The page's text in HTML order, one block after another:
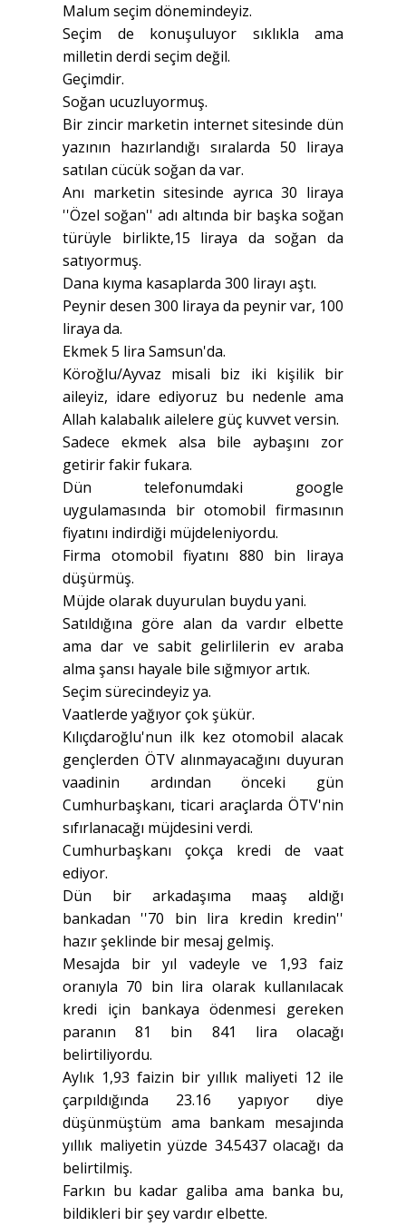
Malum seçim dönemindeyiz.
Seçim de konuşuluyor sıklıkla ama
milletin derdi seçim değil.
Geçimdir.
Soğan ucuzluyormuş.
Bir zincir marketin internet sitesinde dün
yazının hazırlandığı sıralarda 50 liraya
satılan cücük soğan da var.
Anı marketin sitesinde ayrıca 30 liraya
''Özel soğan'' adı altında bir başka soğan
türüyle birlikte,15 liraya da soğan da
satıyormuş.
Dana kıyma kasaplarda 300 lirayı aştı.
Peynir desen 300 liraya da peynir var, 100
liraya da.
Ekmek 5 lira Samsun'da.
Köroğlu/Ayvaz misali biz iki kişilik bir
aileyiz, idare ediyoruz bu nedenle ama
Allah kalabalık ailelere güç kuvvet versin.
Sadece ekmek alsa bile aybaşını zor
getirir fakir fukara.
Dün telefonumdaki google
uygulamasında bir otomobil firmasının
fiyatını indirdiği müjdeleniyordu.
Firma otomobil fiyatını 880 bin liraya
düşürmüş.
Müjde olarak duyurulan buydu yani.
Satıldığına göre alan da vardır elbette
ama dar ve sabit gelirlilerin ev araba
alma şansı hayale bile sığmıyor artık.
Seçim sürecindeyiz ya.
Vaatlerde yağıyor çok şükür.
Kılıçdaroğlu'nun ilk kez otomobil alacak
gençlerden ÖTV alınmayacağını duyuran
vaadinin ardından önceki gün
Cumhurbaşkanı, ticari araçlarda ÖTV'nin
sıfırlanacağı müjdesini verdi.
Cumhurbaşkanı çokça kredi de vaat
ediyor.
Dün bir arkadaşıma maaş aldığı
bankadan ''70 bin lira kredin kredin''
hazır şeklinde bir mesaj gelmiş.
Mesajda bir yıl vadeyle ve 1,93 faiz
oranıyla 70 bin lira olarak kullanılacak
kredi için bankaya ödenmesi gereken
paranın 81 bin 841 lira olacağı
belirtiliyordu.
Aylık 1,93 faizin bir yıllık maliyeti 12 ile
çarpıldığında 23.16 yapıyor diye
düşünmüştüm ama bankam mesajında
yıllık maliyetin yüzde 34.5437 olacağı da
belirtilmiş.
Farkın bu kadar galiba ama banka bu,
bildikleri bir şey vardır elbette.